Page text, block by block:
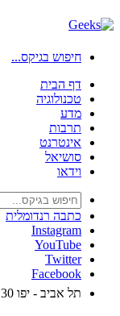
חיפוש בגיקס...
דף הבית
טכנולוגיה
מדע
תרבות
אינטרנט
סושיאל
וידאו
כתבה רנדומלית
Instagram
YouTube
Twitter
Facebook
תל אביב - יפו 30